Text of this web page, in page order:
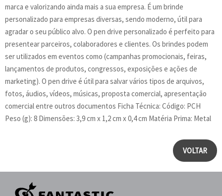
marca e valorizando ainda mais a sua empresa. É um brinde
personalizado para empresas diversas, sendo moderno, útil para
agradar o seu público alvo. O pen drive personalizado é perfeito para
presentear parceiros, colaboradores e clientes. Os brindes podem
ser utilizados em eventos como (campanhas promocionais, feiras,
lançamentos de produtos, congressos, exposições e ações de
marketing). O pen drive é útil para salvar vários tipos de arquivos,
fotos, áudios, vídeos, músicas, proposta comercial, apresentação
comercial entre outros documentos Ficha Técnica: Código: PCH
Peso (g): 8 Dimensões: 3,9 cm x 1,2 cm x 0,4 cm Matéria Prima: Metal
VOLTAR